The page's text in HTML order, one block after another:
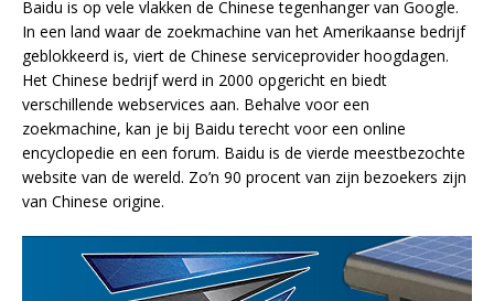
Baidu is op vele vlakken de Chinese tegenhanger van Google.
In een land waar de zoekmachine van het Amerikaanse bedrijf
geblokkeerd is, viert de Chinese serviceprovider hoogdagen.
Het Chinese bedrijf werd in 2000 opgericht en biedt
verschillende webservices aan. Behalve voor een
zoekmachine, kan je bij Baidu terecht voor een online
encyclopedie en een forum. Baidu is de vierde meestbezochte
website van de wereld. Zo’n 90 procent van zijn bezoekers zijn
van Chinese origine.